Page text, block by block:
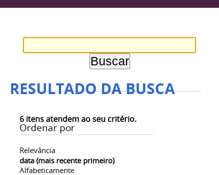
RESULTADO DA BUSCA
6 itens atendem ao seu critério.
Ordenar por
Relevância
data (mais recente primeiro)
Alfabeticamente